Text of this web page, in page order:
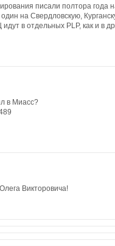
писали полтора года
на Свердловскую,
в отдельных PLP, как и в
в Миасс?
Викторовича!